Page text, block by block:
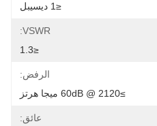
≤1 ديسيبل
VSWR:
≤1.3
الرفض:
≥60dB @ 2120 ميجا هرتز
عائق: